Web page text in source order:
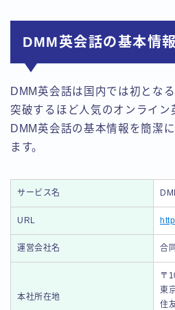
DMM英会話の基本情報
DMM英会話は国内では初とな
突破するほど人気のオンライン
DMM英会話の基本情報を簡潔
ます。
サービス名
URL
運営会社名 合
本社所在地
〒
東
住